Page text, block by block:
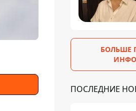
БОЛЬШЕ
ПОСЛЕДНИЕ